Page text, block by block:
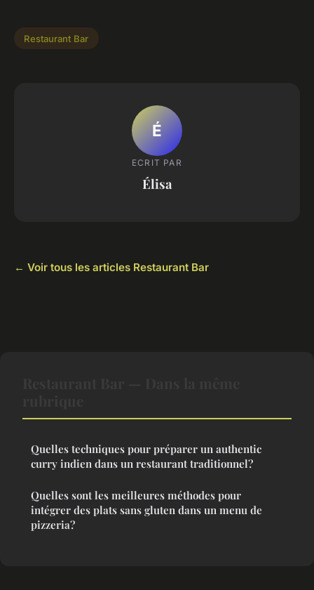
Restaurant Bar
É
ECRIT PAR
Élisa
← Voir tous les articles Restaurant Bar
Quelles techniques pour préparer un authentic
curry indien dans un restaurant traditionnel?
Quelles sont les meilleures méthodes pour
intégrer des plats sans gluten dans un menu de
pizzeria?